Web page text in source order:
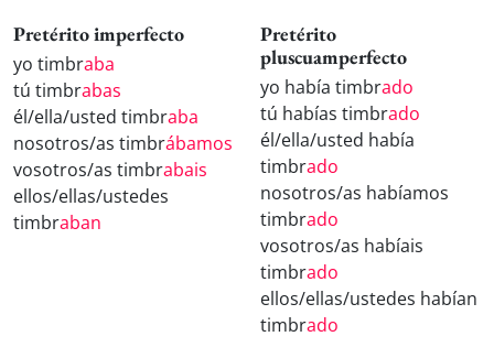
Pretérito imperfecto
yo timbraba
tú timbrabas
él/ella/usted timbraba
nosotros/as timbrábamos
vosotros/as timbrabais
ellos/ellas/ustedes
timbraban
Pretérito
pluscuamperfecto
yo había timbrado
tú habías timbrado
él/ella/usted había
timbrado
nosotros/as habíamos
timbrado
vosotros/as habíais
timbrado
ellos/ellas/ustedes habían
timbrado